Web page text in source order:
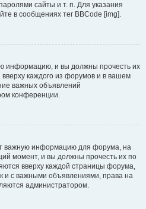
сайты и т. п. Для указания
в сообщениях тег BBCode [img].
информацию, и вы должны прочесть их
каждого из форумов и в вашем
важных объявлений
конференции.
важную информацию для форума, на
момент, и вы должны прочесть их по
вверху каждой страницы форума,
и с важными объявлениями, права на
администратором.